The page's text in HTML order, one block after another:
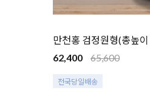
만천홍 검정원형(총높
62,400
65,600
전국당일배송